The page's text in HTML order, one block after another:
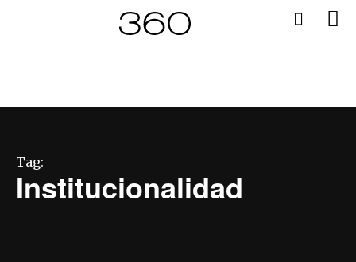
Tag:
Institucionalidad